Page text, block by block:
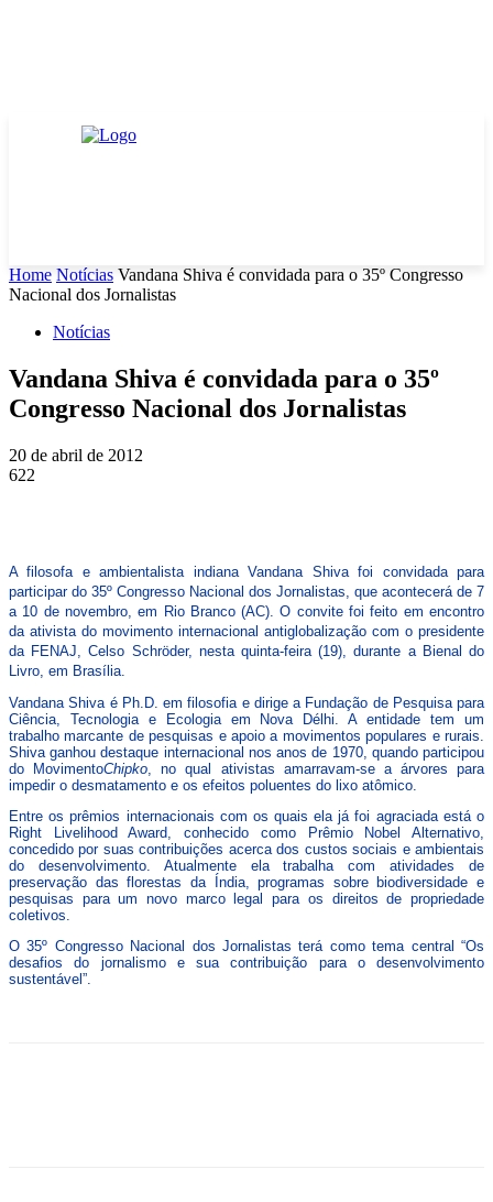
Home Notícias Vandana Shiva é convidada para o 35º Congresso
Nacional dos Jornalistas
Notícias
Vandana Shiva é convidada para o 35º
Congresso Nacional dos Jornalistas
20 de abril de 2012
622
A filosofa e ambientalista indiana Vandana Shiva foi convidada para
participar do 35º Congresso Nacional dos Jornalistas, que acontecerá de 7
a 10 de novembro, em Rio Branco (AC). O convite foi feito em encontro
da ativista do movimento internacional antiglobalização com o presidente
da FENAJ, Celso Schröder, nesta quinta-feira (19), durante a Bienal do
Livro, em Brasília.
Vandana Shiva é Ph.D. em filosofia e dirige a Fundação de Pesquisa para
Ciência, Tecnologia e Ecologia em Nova Délhi. A entidade tem um
trabalho marcante de pesquisas e apoio a movimentos populares e rurais.
Shiva ganhou destaque internacional nos anos de 1970, quando participou
do MovimentoChipko , no qual ativistas amarravam-se a árvores para
impedir o desmatamento e os efeitos poluentes do lixo atômico.
Entre os prêmios internacionais com os quais ela já foi agraciada está o
Right Livelihood Award, conhecido como Prêmio Nobel Alternativo,
concedido por suas contribuições acerca dos custos sociais e ambientais
do desenvolvimento. Atualmente ela trabalha com atividades de
preservação das florestas da Índia, programas sobre biodiversidade e
pesquisas para um novo marco legal para os direitos de propriedade
coletivos.
O 35º Congresso Nacional dos Jornalistas terá como tema central “Os
desafios do jornalismo e sua contribuição para o desenvolvimento
sustentável”.